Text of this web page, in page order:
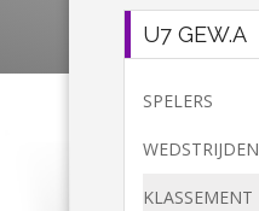
U7 GEW.A
SPELERS
WEDSTRIJDEN
KLASSEMENT